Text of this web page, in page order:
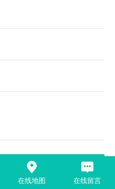
在线地图 在线留言